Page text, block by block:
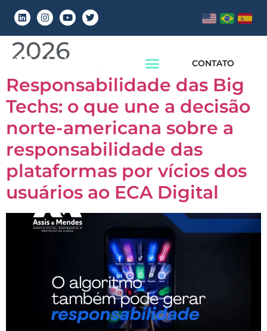
CONTATO
Dia:14 de maio de
2026
Responsabilidade das Big
Techs: o que une a decisão
norte-americana sobre a
responsabilidade das
plataformas por vícios dos
usuários ao ECA Digital